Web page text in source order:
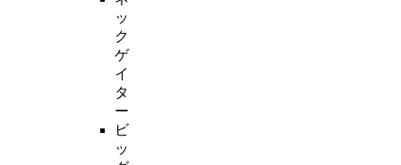
ッ
ク
ゲ
イ
タ
ー
ビ
ッ